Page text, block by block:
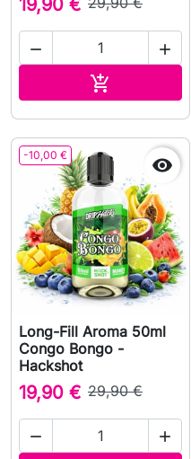
19,90 €
 

-10,00 € 
Long-Fill Aroma 50ml
Congo Bongo -
Hackshot
19,90 € 29,90 €
 